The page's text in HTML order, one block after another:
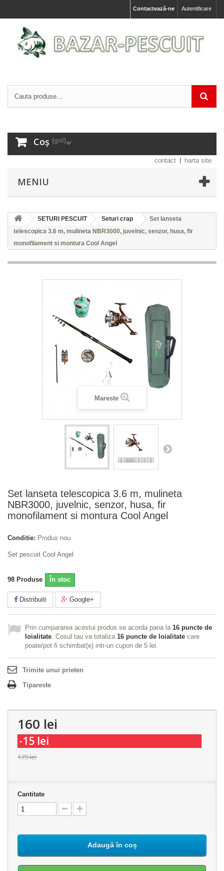
Autentificare
Contactează-ne
Coș (gol)
contact harta site
MENIU
SETURI PESCUIT Seturi crap
Set lanseta
telescopica 3.6 m, mulineta NBR3000, juvelnic, senzor, husa, fir
monofilament si montura Cool Angel
Mareste
Set lanseta telescopica 3.6 m, mulineta
NBR3000, juvelnic, senzor, husa, fir
monofilament si montura Cool Angel
Conditie: Produs nou
Set pescuit Cool Angel
98 Produse În stoc
Distribuiti Google+
Prin cumpararea acestui produs se acorda pana la 16 puncte de
loialitate . Cosul tau va totaliza 16 puncte de loialitate care
poate/pot fi schimbat(e) intr-un cupon de 5 lei
Trimite unui prieten
Tipareste
160 lei
-15 lei
175 lei
Cantitate
Adaugă în coș